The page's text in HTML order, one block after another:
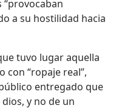
“provocaban
a su hostilidad hacia
tuvo lugar aquella
con “ropaje real”,
entregado que
y no de un